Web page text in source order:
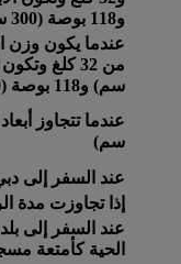
و118 بوصة (300 سم)
عندما يكون وزن
سم) و118 بوصة (300 سم)
سم)
عند السفر إلى
إذا تجاوزت مدة
عند السفر إلى
الحية كأمتعة